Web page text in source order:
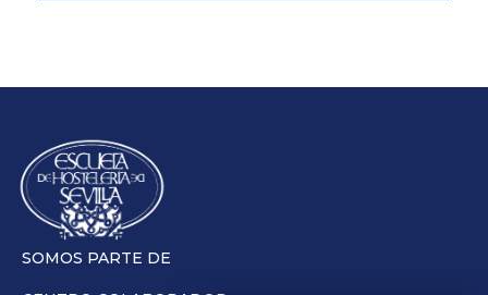
SOMOS PARTE DE